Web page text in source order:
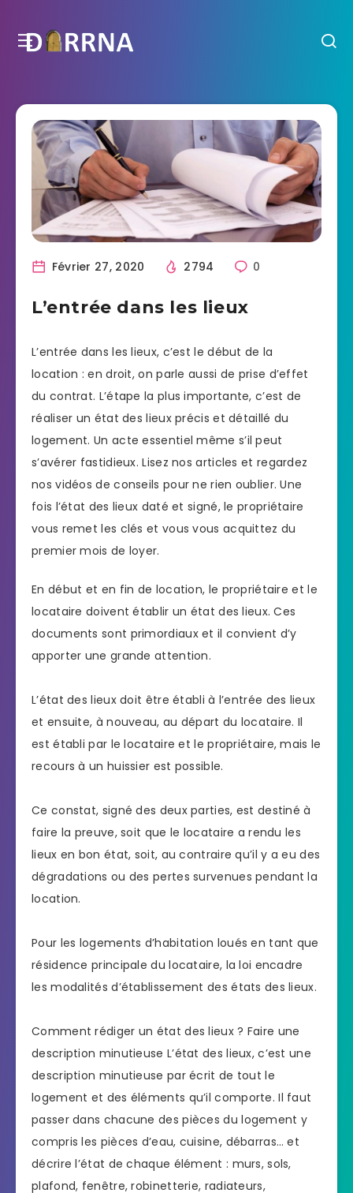
Février 27, 2020 2794 0
L’entrée dans les lieux
L’entrée dans les lieux, c’est le début de la
location : en droit, on parle aussi de prise d’effet
du contrat. L’étape la plus importante, c’est de
réaliser un état des lieux précis et détaillé du
logement. Un acte essentiel même s’il peut
s’avérer fastidieux. Lisez nos articles et regardez
nos vidéos de conseils pour ne rien oublier. Une
fois l’état des lieux daté et signé, le propriétaire
vous remet les clés et vous vous acquittez du
premier mois de loyer.
En début et en fin de location, le propriétaire et le
locataire doivent établir un état des lieux. Ces
documents sont primordiaux et il convient d’y
apporter une grande attention.
L’état des lieux doit être établi à l’entrée des lieux
et ensuite, à nouveau, au départ du locataire. Il
est établi par le locataire et le propriétaire, mais le
recours à un huissier est possible.
Ce constat, signé des deux parties, est destiné à
faire la preuve, soit que le locataire a rendu les
lieux en bon état, soit, au contraire qu’il y a eu des
dégradations ou des pertes survenues pendant la
location.
Pour les logements d’habitation loués en tant que
résidence principale du locataire, la loi encadre
les modalités d’établissement des états des lieux.
Comment rédiger un état des lieux ? Faire une
description minutieuse L’état des lieux, c’est une
description minutieuse par écrit de tout le
logement et des éléments qu’il comporte. Il faut
passer dans chacune des pièces du logement y
compris les pièces d’eau, cuisine, débarras… et
décrire l’état de chaque élément : murs, sols,
plafond, fenêtre, robinetterie, radiateurs,